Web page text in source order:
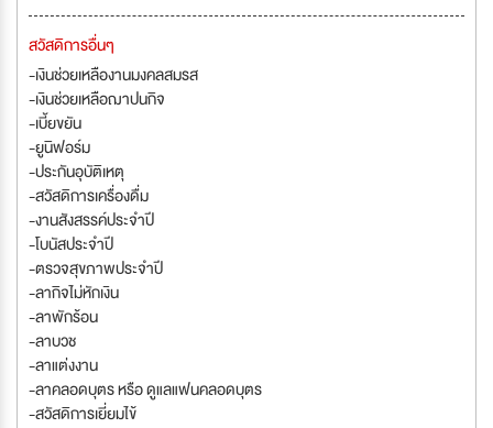
สวัสดิการอื่นๆ
-เงินช่วยเหลืองานมงคลสมรส
-เงินช่วยเหลือฌาปนกิจ
-เบี้ยขยัน
-ยูนิฟอร์ม
-ประกันอุบัติเหตุ
-สวัสดิการเครื่องดื่ม
-งานสังสรรค์ประจำปี
-โบนัสประจำปี
-ตรวจสุขภาพประจำปี
-ลากิจไม่หักเงิน
-ลาพักร้อน
-ลาบวช
-ลาแต่งงาน
-ลาคลอดบุตร หรือ ดูแลแฟนคลอดบุตร
-สวัสดิการเยี่ยมไข้